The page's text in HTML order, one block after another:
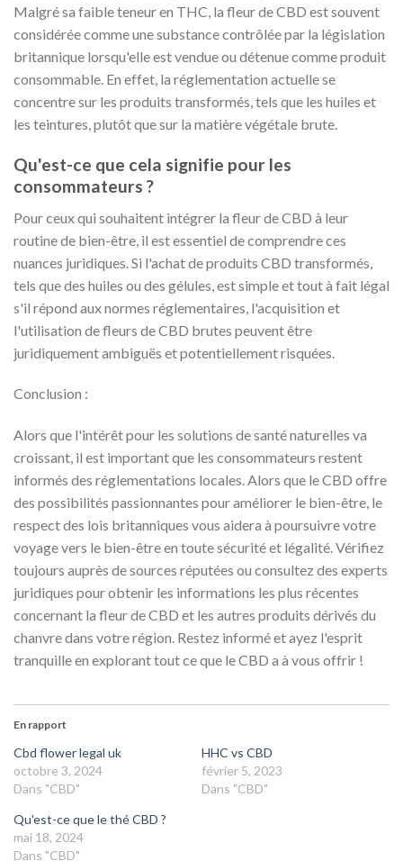
Malgré sa faible teneur en THC, la fleur de CBD est souvent
considérée comme une substance contrôlée par la législation
britannique lorsqu'elle est vendue ou détenue comme produit
consommable. En effet, la réglementation actuelle se
concentre sur les produits transformés, tels que les huiles et
les teintures, plutôt que sur la matière végétale brute.
Qu'est-ce que cela signifie pour les
consommateurs ?
Pour ceux qui souhaitent intégrer la fleur de CBD à leur
routine de bien-être, il est essentiel de comprendre ces
nuances juridiques. Si l'achat de produits CBD transformés,
tels que des huiles ou des gélules, est simple et tout à fait légal
s'il répond aux normes réglementaires, l'acquisition et
l'utilisation de fleurs de CBD brutes peuvent être
juridiquement ambiguës et potentiellement risquées.
Conclusion :
Alors que l'intérêt pour les solutions de santé naturelles va
croissant, il est important que les consommateurs restent
informés des réglementations locales. Alors que le CBD offre
des possibilités passionnantes pour améliorer le bien-être, le
respect des lois britanniques vous aidera à poursuivre votre
voyage vers le bien-être en toute sécurité et légalité. Vérifiez
toujours auprès de sources réputées ou consultez des experts
juridiques pour obtenir les informations les plus récentes
concernant la fleur de CBD et les autres produits dérivés du
chanvre dans votre région. Restez informé et ayez l'esprit
tranquille en explorant tout ce que le CBD a à vous offrir !
En rapport
Cbd flower legal uk
octobre 3, 2024
Dans "CBD"
HHC vs CBD
février 5, 2023
Dans "CBD"
Qu'est-ce que le thé CBD ?
mai 18, 2024
Dans "CBD"